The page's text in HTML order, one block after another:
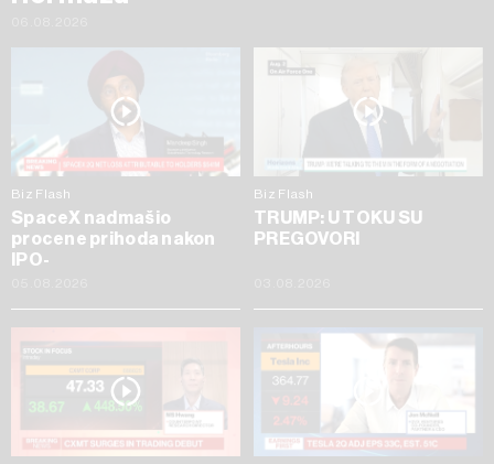
Biz Flash
SpaceX nadmašio
procene prihoda nakon
IPO-
Biz Flash
TRUMP: U TOKU SU
PREGOVORI